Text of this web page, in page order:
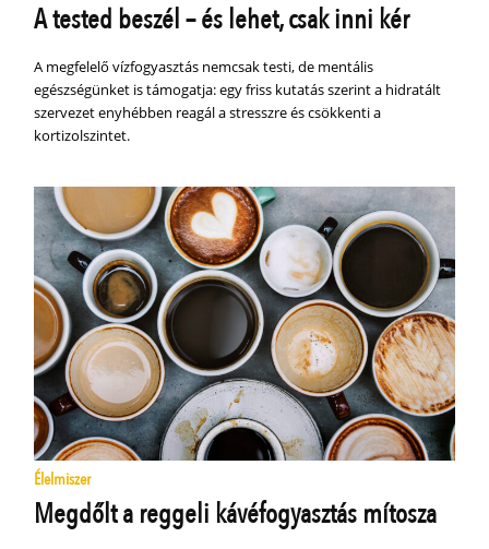
A tested beszél – és lehet, csak inni kér
A megfelelő vízfogyasztás nemcsak testi, de mentális
egészségünket is támogatja: egy friss kutatás szerint a hidratált
szervezet enyhébben reagál a stresszre és csökkenti a
kortizolszintet.
Élelmiszer
Megdőlt a reggeli kávéfogyasztás mítosza